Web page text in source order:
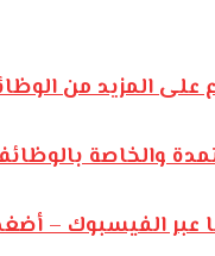
على المزيد من
والخاصة
عبر الفيسبوك –